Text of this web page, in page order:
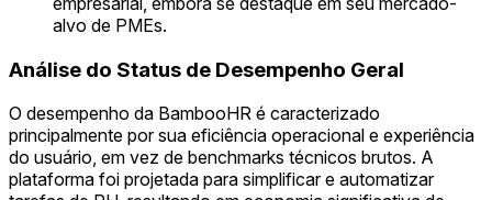
alvo de PMEs.
Análise do Status de Desempenho Geral
O desempenho da BambooHR é caracterizado
principalmente por sua eficiência operacional e experiência
do usuário, em vez de benchmarks técnicos brutos. A
plataforma foi projetada para simplificar e automatizar